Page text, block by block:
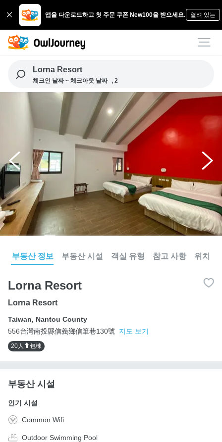
앱을 다운로드하고 첫 주문 쿠폰 New100을 받으세요. 열려 있는
Lorna Resort
체크인 날짜 ~ 체크아웃 날짜 , 2
부동산 정보 부동산 시설 객실 유형 참고 사항 위치
Lorna Resort
Lorna Resort
Taiwan, Nantou County
556台灣南投縣信義鄉信筆巷130號
지도 보기
20人⬆包棟
부동산 시설
인기 시설
Common Wifi
Outdoor Swimming Pool